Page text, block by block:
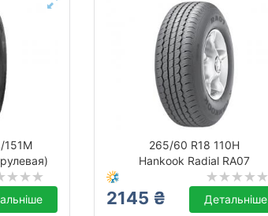
151M
265/60 R18 110H
Hankook Radial RA07
2145 ₴ Детальніше